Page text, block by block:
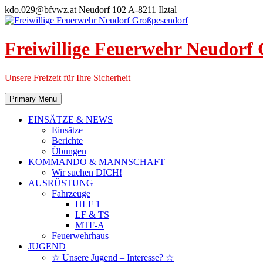
Skip
to
kdo.029@bfvwz.at Neudorf 102 A-8211 Ilztal
Freiwillige Feuerwehr Neudorf
Unsere Freizeit für Ihre Sicherheit
Primary Menu
EINSÄTZE & NEWS
Einsätze
Berichte
Übungen
KOMMANDO & MANNSCHAFT
Wir suchen DICH!
AUSRÜSTUNG
Fahrzeuge
HLF 1
LF & TS
MTF-A
Feuerwehrhaus
JUGEND
☆ Unsere Jugend – Interesse? ☆